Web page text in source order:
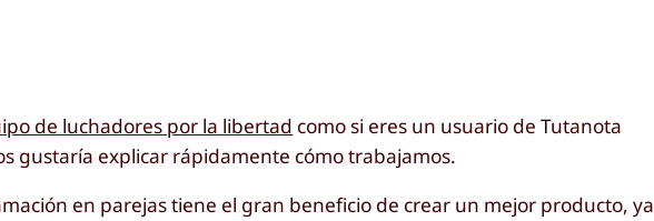
de luchadores por la libertad como si eres un usuario de Tutanota
gustaría explicar rápidamente cómo trabajamos.
en parejas tiene el gran beneficio de crear un mejor producto, ya